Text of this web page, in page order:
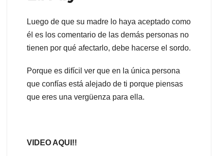
Luego de que su madre lo haya aceptado como
él es los comentario de las demás personas no
tienen por qué afectarlo, debe hacerse el sordo.
Porque es difícil ver que en la única persona
que confías está alejado de ti porque piensas
que eres una vergüenza para ella.
VIDEO AQUI!!